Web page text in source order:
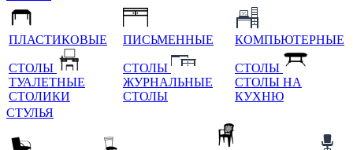
ПЛАСТИКОВЫЕ
СТОЛЫ
ТУАЛЕТНЫЕ
СТОЛИКИ
ПИСЬМЕННЫЕ
СТОЛЫ
ЖУРНАЛЬНЫЕ
СТОЛЫ
КОМПЬЮТЕРНЫЕ
СТОЛЫ
СТОЛЫ НА
КУХНЮ
СТУЛЬЯ